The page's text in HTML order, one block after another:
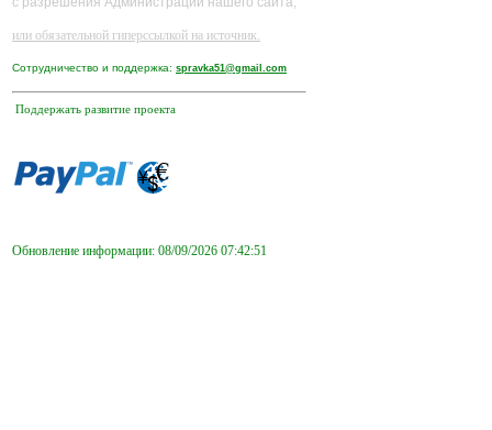
или обязательной гиперссылкой на источник.
Сотрудничество и поддержка: spravka51@gmail.com
Поддержать развитие проекта
Обновление информации: 08/09/2026 07:42:51